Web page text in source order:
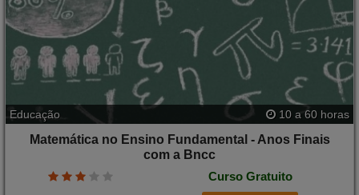
Educação 10 a 60 horas
Matemática no Ensino Fundamental - Anos Finais
com a Bncc
Curso Gratuito